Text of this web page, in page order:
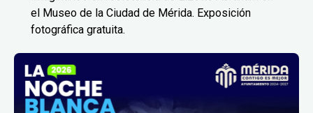
el Museo de la Ciudad de Mérida. Exposición
fotográfica gratuita.